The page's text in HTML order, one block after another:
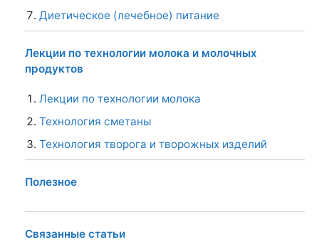
Диетическое (лечебное) питание
Лекции по технологии молока и молочных
продуктов
Лекции по технологии молока
Технология сметаны
Технология творога и творожных изделий
Полезное
Связанные статьи